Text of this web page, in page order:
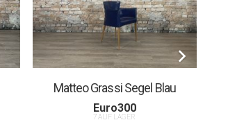
Matteo Grassi Segel Blau
Euro300
7 AUF LAGER